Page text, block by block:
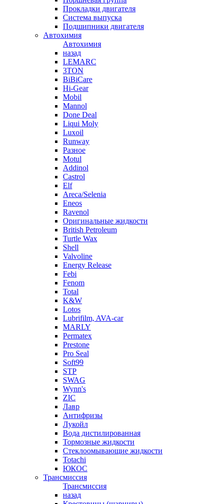
Прокладки двигателя
Система выпуска
Подшипники двигателя
Автохимия
Автохимия
назад
LEMARC
3TON
BiBiCare
Hi-Gear
Mobil
Mannol
Done Deal
Liqui Moly
Luxoil
Runway
Разное
Motul
Addinol
Castrol
Elf
Areca/Selenia
Eneos
Ravenol
Оригинальные жидкости
British Petroleum
Turtle Wax
Shell
Valvoline
Energy Release
Febi
Fenom
Total
K&W
Lotos
Lubrifilm, AVA-car
MARLY
Permatex
Prestone
Pro Seal
Soft99
STP
SWAG
Wynn's
ZIC
Лавр
Антифризы
Лукойл
Вода дистилированная
Тормозные жидкости
Стеклоомывающие жидкости
Totachi
ЮКОС
Трансмиссия
Трансмиссия
назад